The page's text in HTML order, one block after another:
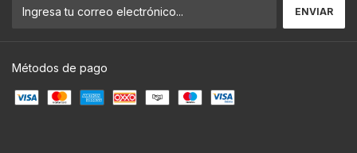
Métodos de pago